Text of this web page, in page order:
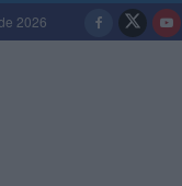
2026